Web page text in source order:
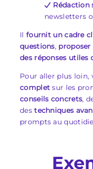
Rédaction
newsletters
Il fournit un cadre
questions,
des réponses utiles
Pour aller plus loin,
completsur les
conseils concrets,
destechniques
prompts au